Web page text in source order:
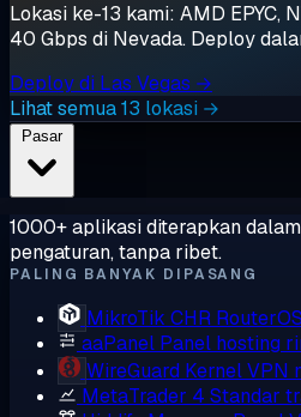
Lokasi ke-13 kami: AMD EPYC,
40 Gbps di Nevada. Deploy
Deploy di Las Vegas →
Lihat semua 13 lokasi →
Pasar
1000+ aplikasi diterapkan
pengaturan, tanpa ribet.
PALING BANYAK DIPASANG
MikroTik CHR
aaPanel Panel hosting
WireGuard Kernel VPN
MetaTrader 4 Standar